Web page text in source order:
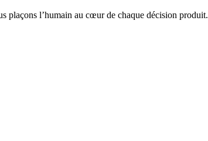
plaçons l’humain au cœur de chaque décision produit.